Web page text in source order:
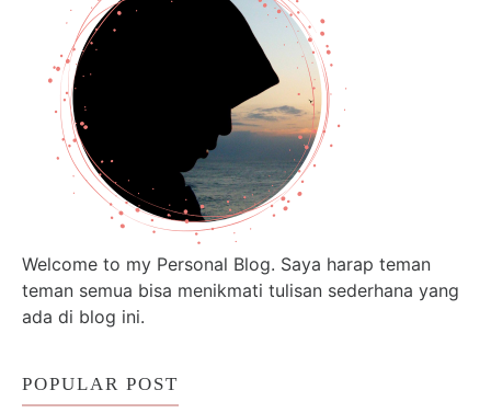
Welcome to my Personal Blog. Saya harap teman
teman semua bisa menikmati tulisan sederhana yang
ada di blog ini.
POPULAR POST